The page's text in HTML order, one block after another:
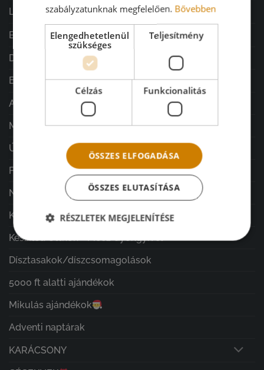
Lakásdekoráció
Ballagás
Diplomaosztó ajándékok
Esküvő
Ajándékok minden alkalomra
MGy design vázák/kaspók
ÚJDONSÁGOK
Férfi ajándékok
Nature & Harmony Home
Kegyeleti díszek
Készítsd Otthon - Mecz Gyöngyivel
Dísztasakok/díszcsomagolások
5000 ft alatti ajándékok
Mikulás ajándékok
Adventi naptárak
KARÁCSONY
szabályzatunknak megfelelően. Bővebben
Elengedhetetlenül
szükséges
Teljesítmény
Célzás Funkcionalitás
ÖSSZES ELFOGADÁSA
ÖSSZES ELUTASÍTÁSA
RÉSZLETEK MEGJELENÍTÉSE